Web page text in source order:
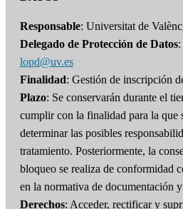
Responsable: Universitat de
Delegado de Protección de Datos
lopd@uv.es
Finalidad: Gestión de inscripción
Plazo: Se conservarán durante el
cumplir con la finalidad para la que
determinar las posibles
tratamiento. Posteriormente, la
bloqueo se realiza de conformidad
en la normativa de documentación
Derechos: Acceder, rectificar y